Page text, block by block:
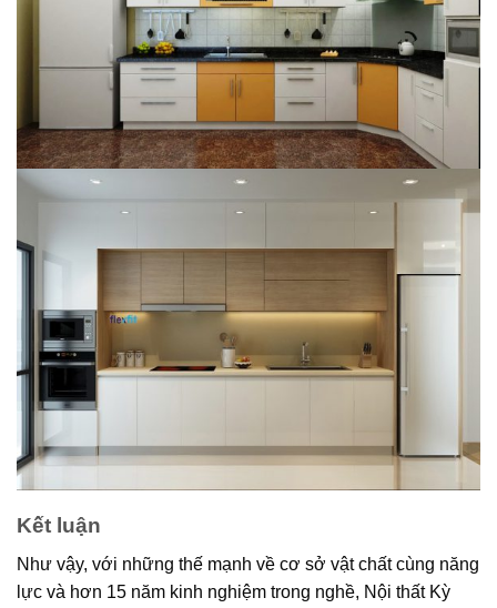
Kết luận
Như vậy, với những thế mạnh về cơ sở vật chất cùng năng
lực và hơn 15 năm kinh nghiệm trong nghề, Nội thất Kỳ